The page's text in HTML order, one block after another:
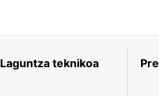
Laguntza teknikoa